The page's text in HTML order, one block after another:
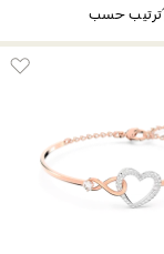
ترتيب حسب